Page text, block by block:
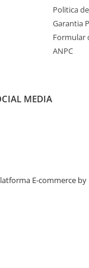
Politica
Garantia
Formular
ANPC
MEDIA
E-commerce by